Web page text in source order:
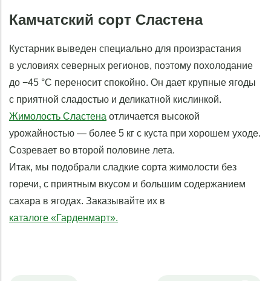
Камчатский сорт Сластена
Кустарник выведен специально для произрастания
в условиях северных регионов, поэтому похолодание
до −45 °C переносит спокойно. Он дает крупные ягоды
с приятной сладостью и деликатной кислинкой.
Жимолость Сластена отличается высокой
урожайностью — более 5 кг с куста при хорошем уходе.
Созревает во второй половине лета.
Итак, мы подобрали сладкие сорта жимолости без
горечи, с приятным вкусом и большим содержанием
сахара в ягодах. Заказывайте их в
каталоге «Гарденмарт».